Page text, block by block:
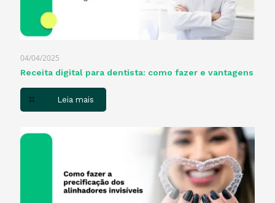
04/04/2025
Receita digital para dentista​: como fazer e vantagens
Leia mais